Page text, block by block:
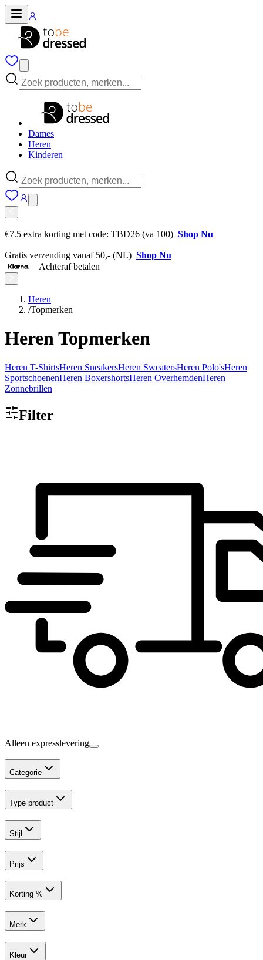
Dames
Heren
Kinderen
€7.5 extra korting met code: TBD26 (va 100) Shop Nu
Gratis verzending vanaf 50,- (NL) Shop Nu
Achteraf betalen
Heren
/Topmerken
Heren Topmerken
Heren T-ShirtsHeren SneakersHeren SweatersHeren Polo'sHeren
SportschoenenHeren BoxershortsHeren OverhemdenHeren
Zonnebrillen
Filter
Alleen expresslevering
Categorie
Type product
Stijl
Prijs
Korting %
Merk
Kleur